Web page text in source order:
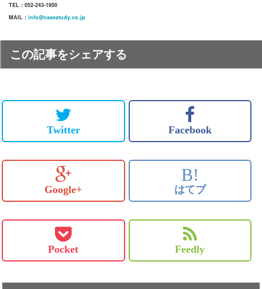
TEL : 052-243-1950
MAIL : info@casestudy.co.jp
この記事をシェアする
Twitter Facebook
Google+
B!
はてブ
Pocket Feedly